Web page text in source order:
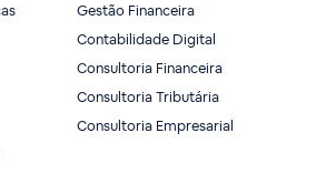
Gestão Financeira
Contabilidade Digital
Consultoria Financeira
Consultoria Tributária
Consultoria Empresarial